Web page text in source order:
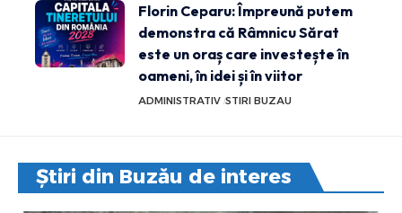
Florin Ceparu: Împreună putem
demonstra că Râmnicu Sărat
este un oraș care investește în
oameni, în idei și în viitor
ADMINISTRATIV STIRI BUZAU
Știri din Buzău de interes